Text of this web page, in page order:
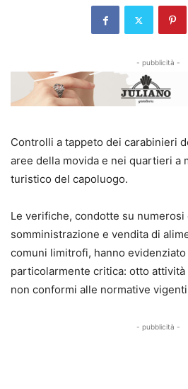
- pubblicità -
Controlli a tappeto dei carabinieri
aree della movida e nei quartieri a
turistico del capoluogo.
Le verifiche, condotte su numerosi
somministrazione e vendita di
comuni limitrofi, hanno
particolarmente critica: otto
non conformi alle normative
- pubblicità -